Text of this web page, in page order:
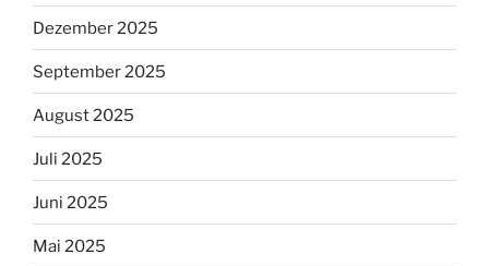
Dezember 2025
September 2025
August 2025
Juli 2025
Juni 2025
Mai 2025